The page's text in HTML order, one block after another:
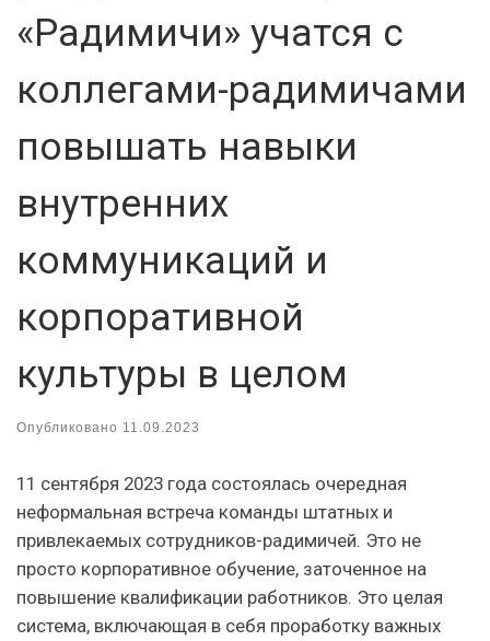
«Радимичи» учатся с
коллегами-радимичами
повышать навыки
внутренних
коммуникаций и
корпоративной
культуры в целом
Опубликовано 11.09.2023
11 сентября 2023 года состоялась очередная
неформальная встреча команды штатных и
привлекаемых сотрудников-радимичей. Это не
просто корпоративное обучение, заточенное на
повышение квалификации работников. Это целая
система, включающая в себя проработку важных